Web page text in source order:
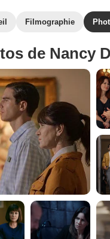
Filmographie
de Nancy